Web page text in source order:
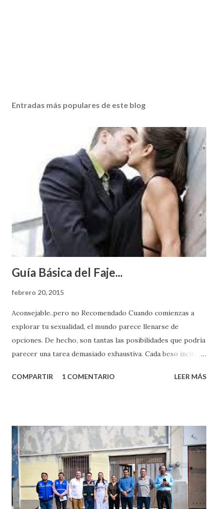
Entradas más populares de este blog
Guía Básica del Faje...
febrero 20, 2015
Aconsejable..pero no Recomendado Cuando comienzas a
explorar tu sexualidad, el mundo parece llenarse de
opciones. De hecho, son tantas las posibilidades que podría
parecer una tarea demasiado exhaustiva. Cada beso incita
partes de ti que jamás hubieras imaginado. El problema es
conoces ni la mitad de lo que deberías saber. Pero incluso
quienes ya han tenido relaciones sexuales no son expertos
o expertas en el tema. Siempre hay algo nuevo que
aprender y nuevas experiencias que conocer. Si eres una
chica y aún no has tenido relaciones sexuales, tal vez
pienses que el sexo será increíble y no puedas esperar para
COMPARTIR 1 COMENTARIO LEER MÁS